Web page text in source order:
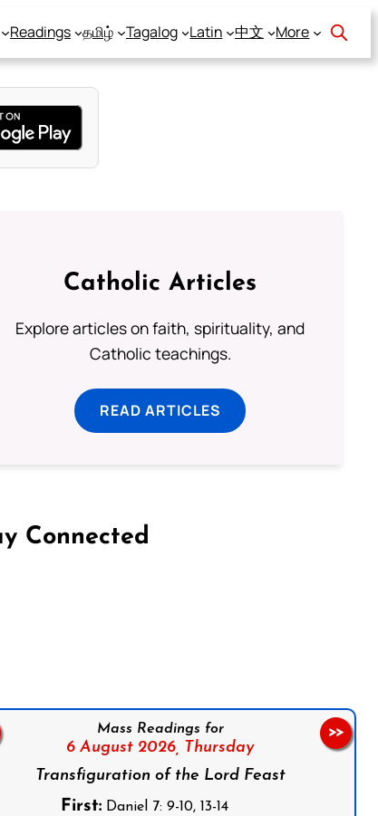
Readings தமிழ் Tagalog Latin 中文 More
Catholic Articles
Explore articles on faith, spirituality, and
Catholic teachings.
READ ARTICLES
Connected
Mass Readings for
6 August 2026, Thursday
Transfiguration of the Lord Feast
First: Daniel 7: 9-10, 13-14
>>